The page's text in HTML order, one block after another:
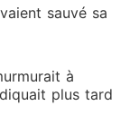
sauvé sa
à
plus tard